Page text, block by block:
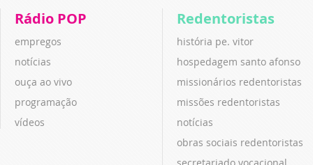
Rádio POP
empregos
notícias
ouça ao vivo
programação
vídeos
Redentoristas
história pe. vitor
hospedagem santo afonso
missionários redentoristas
missões redentoristas
notícias
obras sociais redentoristas